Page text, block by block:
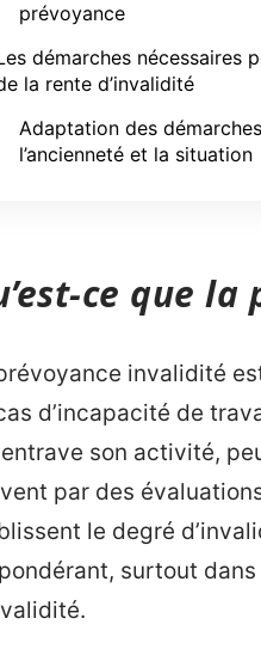
prévoyance
démarches nécessaires
la rente d’invalidité
Adaptation des
l’ancienneté et la situation
ce que
invalidité
d’incapacité de
son activité,
par des
le degré
surtout